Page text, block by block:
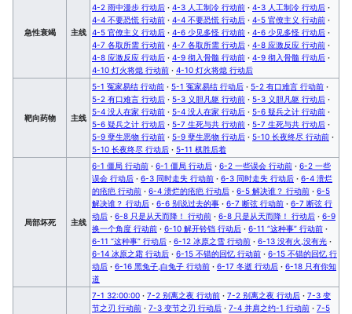
急性衰竭 主线
4-2 雨中漫步 行动后 · 4-3 人工制冷 行动前 · 4-3 人工制冷 行动后 ·
4-4 不要恐慌 行动前 · 4-4 不要恐慌 行动后 · 4-5 官僚主义 行动前 ·
4-5 官僚主义 行动后 · 4-6 少见多怪 行动前 · 4-6 少见多怪 行动后 ·
4-7 各取所需 行动前 · 4-7 各取所需 行动后 · 4-8 应激反应 行动前 ·
4-8 应激反应 行动后 · 4-9 彻入骨髓 行动前 · 4-9 彻入骨髓 行动后 ·
4-10 灯火将熄 行动前 · 4-10 灯火将熄 行动后
靶向药物 主线
5-1 冤家易结 行动前 · 5-1 冤家易结 行动后 · 5-2 有口难言 行动前 ·
5-2 有口难言 行动后 · 5-3 义胆凡躯 行动前 · 5-3 义胆凡躯 行动后 ·
5-4 没人在家 行动前 · 5-4 没人在家 行动后 · 5-6 疑兵之计 行动前 ·
5-6 疑兵之计 行动后 · 5-7 生死与共 行动前 · 5-7 生死与共 行动后 ·
5-9 孽生恶物 行动前 · 5-9 孽生恶物 行动后 · 5-10 长夜终尽 行动前 ·
5-10 长夜终尽 行动后 · 5-11 棋胜后着
局部坏死 主线
6-1 僵局 行动前 · 6-1 僵局 行动后 · 6-2 一些误会 行动前 · 6-2 一些
误会 行动后 · 6-3 同时走失 行动前 · 6-3 同时走失 行动后 · 6-4 溃烂
的疮疤 行动前 · 6-4 溃烂的疮疤 行动后 · 6-5 解决谁？ 行动前 · 6-5
解决谁？ 行动后 · 6-6 别说过去的事 · 6-7 断弦 行动前 · 6-7 断弦 行
动后 · 6-8 只是从天而降！ 行动前 · 6-8 只是从天而降！ 行动后 · 6-9
换一个角度 行动前 · 6-10 解开铃铛 行动后 · 6-11 “这种事” 行动前 ·
6-11 “这种事” 行动后 · 6-12 冰原之雪 行动前 · 6-13 没有火,没有光 ·
6-14 冰原之霜 行动后 · 6-15 不错的回忆 行动前 · 6-15 不错的回忆 行
动后 · 6-16 黑兔子,白兔子 行动前 · 6-17 冬逝 行动后 · 6-18 只有你知
道
7-1 32:00:00 · 7-2 别离之夜 行动前 · 7-2 别离之夜 行动后 · 7-3 变
节之刃 行动前 · 7-3 变节之刃 行动后 · 7-4 并肩之约-1 行动前 · 7-5